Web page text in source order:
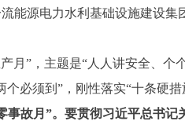
能源电力水利基础设施建设
月”，主题是“人人讲安全、
必须到”，刚性落实“十条硬
事故月”。要贯彻习近平总书